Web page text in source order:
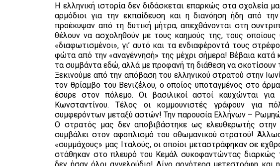
Η ελληνική ιστορία δεν διδάσκεται επαρκώς στα σχολεία
αρμόδιοι για την εκπαίδευση και η διανόηση ήδη από
προέκυψαν από τη δυτική μήτρα, απεχθάνονται στη
θέλουν να ασχοληθούν με τους καημούς της, τους
«διαφωτισμένοι», γι’ αυτό και τα ενδιαφέροντά τους
φώτα από την «αναγέννησή» της μέχρι σήμερα! Βέβαια κατά
τα συμβάντα εδώ, αλλά με προφανή τη διάθεση να σκοτίσουν
Ξεκινούμε από την απόβαση του ελληνικού στρατού στην
τον θρίαμβο του Βενιζέλου, ο οποίος υποταγμένος στο
έσυρε στον πόλεμο. Οι βασιλικοί αστοί καυχώνται για
Κωνσταντίνου. Τέλος οι κομμουνιστές γράφουν για
συμφερόντων μεταξύ αστών! Την παρουσία Ελλήνων –
Ο στρατός μας δεν αποβιβάστηκε ως ελευθερωτής
συμβάλει στον αφοπλισμό του οθωμανικού στρατού!
«συμμάχους» μας Ιταλούς, οι οποίοι μεταστράφηκαν σε
στάθηκαν στο πλευρό του Κεμάλ συκοφαντώντας διαρκώς
δεν ήσαν όλοι αγγελούδια! Λίγο αργότερα μετεστράφη